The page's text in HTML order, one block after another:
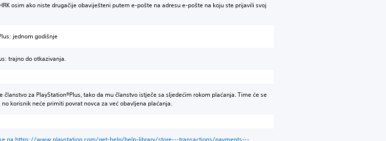
osim ako niste drugačije obaviješteni putem e-pošte na adresu e-pošte na koju ste prijavili svoj
jednom godišnje
trajno do otkazivanja.
članstvo za PlayStation®Plus, tako da mu članstvo istječe sa sljedećim rokom plaćanja. Time će se
korisnik neće primiti povrat novca za već obavljena plaćanja.
se na https://www.playstation.com/get-help/help-library/store---transactions/payments---